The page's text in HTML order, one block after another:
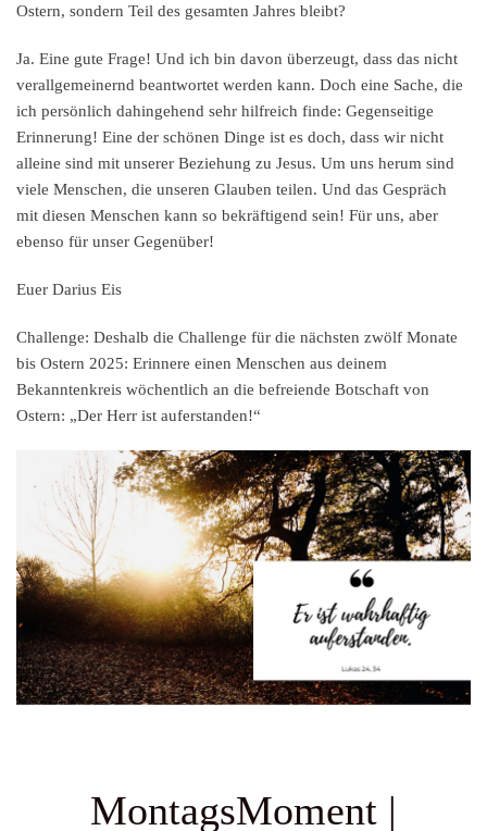
Ostern, sondern Teil des gesamten Jahres bleibt?
Ja. Eine gute Frage! Und ich bin davon überzeugt, dass das nicht
verallgemeinernd beantwortet werden kann. Doch eine Sache, die
ich persönlich dahingehend sehr hilfreich finde: Gegenseitige
Erinnerung! Eine der schönen Dinge ist es doch, dass wir nicht
alleine sind mit unserer Beziehung zu Jesus. Um uns herum sind
viele Menschen, die unseren Glauben teilen. Und das Gespräch
mit diesen Menschen kann so bekräftigend sein! Für uns, aber
ebenso für unser Gegenüber!
Euer Darius Eis
Challenge: Deshalb die Challenge für die nächsten zwölf Monate
bis Ostern 2025: Erinnere einen Menschen aus deinem
Bekanntenkreis wöchentlich an die befreiende Botschaft von
Ostern: „Der Herr ist auferstanden!“
MontagsMoment |